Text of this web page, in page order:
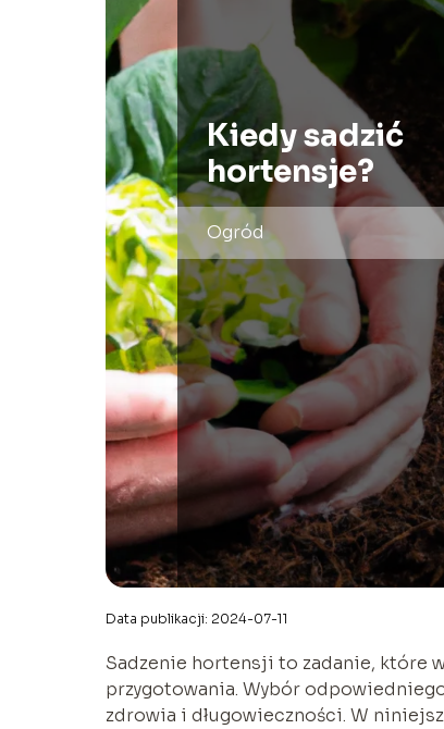
Kiedy sadzić
hortensje?
Ogród
Data publikacji: 2024-07-11
Sadzenie hortensji to zadanie, które
przygotowania. Wybór
zdrowia i długowieczności. W